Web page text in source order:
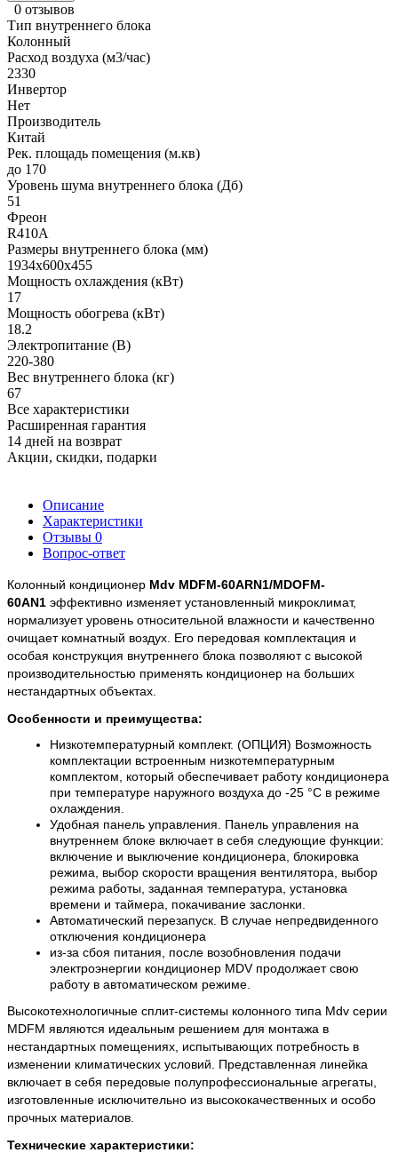
0 отзывов
Тип внутреннего блока
Колонный
Расход воздуха (м3/час)
2330
Инвертор
Нет
Производитель
Китай
Рек. площадь помещения (м.кв)
до 170
Уровень шума внутреннего блока (Дб)
51
Фреон
R410A
Размеры внутреннего блока (мм)
1934x600x455
Мощность охлаждения (кВт)
17
Мощность обогрева (кВт)
18.2
Электропитание (В)
220-380
Вес внутреннего блока (кг)
67
Все характеристики
Расширенная гарантия
14 дней на возврат
Акции, скидки, подарки
Описание
Характеристики
Отзывы 0
Вопрос-ответ
Колонный кондиционер Mdv MDFM-60ARN1/MDOFM-
60AN1 эффективно изменяет установленный микроклимат,
нормализует уровень относительной влажности и качественно
очищает комнатный воздух. Его передовая комплектация и
особая конструкция внутреннего блока позволяют с высокой
производительностью применять кондиционер на больших
нестандартных объектах.
Особенности и преимущества:
Низкотемпературный комплект. (ОПЦИЯ) Возможность
комплектации встроенным низкотемпературным
комплектом, который обеспечивает работу кондиционера
при температуре наружного воздуха до -25 °С в режиме
охлаждения.
Удобная панель управления. Панель управления на
внутреннем блоке включает в себя следующие функции:
включение и выключение кондиционера, блокировка
режима, выбор скорости вращения вентилятора, выбор
режима работы, заданная температура, установка
времени и таймера, покачивание заслонки.
Автоматический перезапуск. В случае непредвиденного
отключения кондиционера
из-за сбоя питания, после возобновления подачи
электроэнергии кондиционер MDV продолжает свою
работу в автоматическом режиме.
Высокотехнологичные сплит-системы колонного типа Mdv серии
MDFM являются идеальным решением для монтажа в
нестандартных помещениях, испытывающих потребность в
изменении климатических условий. Представленная линейка
включает в себя передовые полупрофессиональные агрегаты,
изготовленные исключительно из высококачественных и особо
прочных материалов.
Технические характеристики: